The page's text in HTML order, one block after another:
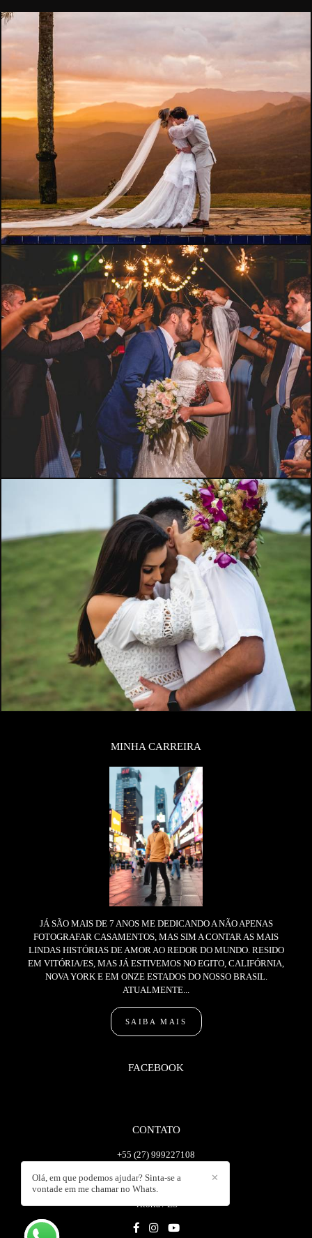
MINHA CARREIRA
JÁ SÃO MAIS DE 7 ANOS ME DEDICANDO A NÃO APENAS
FOTOGRAFAR CASAMENTOS, MAS SIM A CONTAR AS MAIS
LINDAS HISTÓRIAS DE AMOR AO REDOR DO MUNDO. RESIDO
EM VITÓRIA/ES, MAS JÁ ESTIVEMOS NO EGITO, CALIFÓRNIA,
NOVA YORK E EM ONZE ESTADOS DO NOSSO BRASIL.
ATUALMENTE...
SAIBA MAIS
FACEBOOK
CONTATO
+55 (27) 999227108
Enviar mensagem
wanlopesc@gmail.com
Vitória / ES
✕
Olá, em que podemos ajudar? Sinta-se a
vontade em me chamar no Whats.